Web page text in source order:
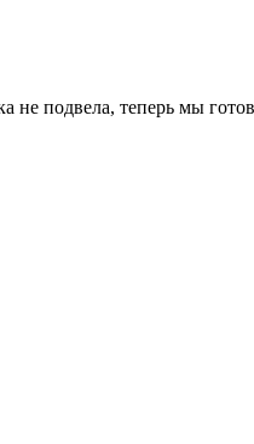
подвела, теперь мы